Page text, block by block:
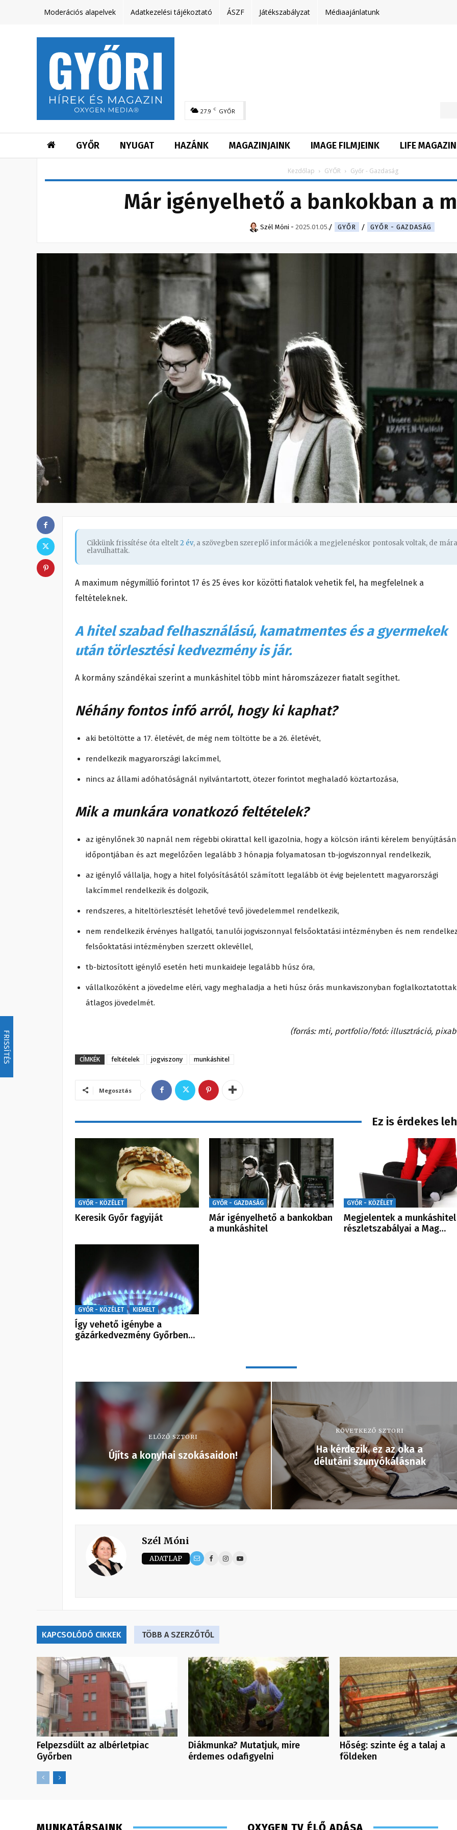
FRISSÍTÉS
Moderációs alapelvek Adatkezelési tájékoztató ÁSZF Játékszabályzat Médiaajánlatunk
27.9 C GYŐR
GYŐR NYUGAT HAZÁNK MAGAZINJAINK IMAGE FILMJEINK LIFE MAGAZIN
Kezdőlap GYŐR Győr - Gazdaság
Már igényelhető a bankokban a
Szél Móni - 2025.01.05. GYŐR GYŐR - GAZDASÁG
Cikkünk frissítése óta eltelt2 év, a szövegben szereplő információk a megjelenéskor pontosak voltak, de mára
elavulhattak.
A maximum négymillió forintot 17 és 25 éves kor közötti fiatalok vehetik fel, ha megfelelnek a
feltételeknek.
A hitel szabad felhasználású, kamatmentes és a gyermekek
után törlesztési kedvezmény is jár.
A kormány szándékai szerint a munkáshitel több mint háromszázezer fiatalt segíthet.
Néhány fontos infó arról, hogy ki kaphat?
aki betöltötte a 17. életévét, de még nem töltötte be a 26. életévét,
rendelkezik magyarországi lakcímmel,
nincs az állami adóhatóságnál nyilvántartott, ötezer forintot meghaladó köztartozása,
Mik a munkára vonatkozó feltételek?
az igénylőnek 30 napnál nem régebbi okirattal kell igazolnia, hogy a kölcsön iránti kérelem
időpontjában és azt megelőzően legalább 3 hónapja folyamatosan tb-jogviszonnyal rendelkezik,
az igénylő vállalja, hogy a hitel folyósításától számított legalább öt évig bejelentett magyarországi
lakcímmel rendelkezik és dolgozik,
rendszeres, a hiteltörlesztését lehetővé tevő jövedelemmel rendelkezik,
nem rendelkezik érvényes hallgatói, tanulói jogviszonnyal felsőoktatási intézményben és nem
felsőoktatási intézményben szerzett oklevéllel,
tb-biztosított igénylő esetén heti munkaideje legalább húsz óra,
vállalkozóként a jövedelme eléri, vagy meghaladja a heti húsz órás munkaviszonyban foglalkoztatottak
átlagos jövedelmét.
(forrás: mti, portfolio/fotó: illusztráció,
CÍMKÉK feltételek jogviszony munkáshitel
Megosztás
Ez is érdekes
GYŐR - KÖZÉLET
Keresik Győr fagyiját
GYŐR - GAZDASÁG
Már igényelhető a bankokban
a munkáshitel
GYŐR - KÖZÉLET
Megjelentek a munkáshitel
részletszabályai a Mag…
GYŐR - KÖZÉLET KIEMELT
Így vehető igénybe a
gázárkedvezmény Győrben…
ELŐZŐ SZTORI
Újíts a konyhai szokásaidon!
KÖVETKEZŐ SZTORI
Ha kérdezik, ez az oka a
délutáni szunyókálásnak
Szél Móni
ADATLAP
KAPCSOLÓDÓ CIKKEK TÖBB A SZERZŐTŐL
Felpezsdült az albérletpiac
Győrben
Diákmunka? Mutatjuk, mire
érdemes odafigyelni
Hőség: szinte ég a talaj a
földeken
MUNKATÁRSAINK OXYGEN TV ÉLŐ ADÁSA